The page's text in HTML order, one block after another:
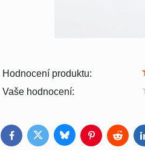
Hodnocení produktu:
Vaše hodnocení:
FacebookTwitter BlueskyPinterestReddit